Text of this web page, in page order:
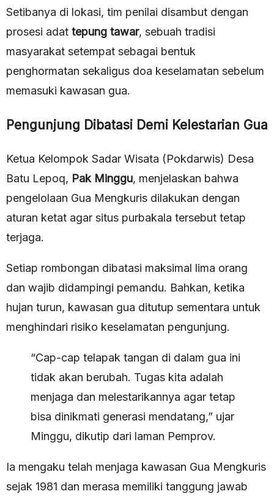
Setibanya di lokasi, tim penilai disambut dengan
prosesi adat tepung tawar, sebuah tradisi
masyarakat setempat sebagai bentuk
penghormatan sekaligus doa keselamatan sebelum
memasuki kawasan gua.
Pengunjung Dibatasi Demi Kelestarian Gua
Ketua Kelompok Sadar Wisata (Pokdarwis) Desa
Batu Lepoq, Pak Minggu, menjelaskan bahwa
pengelolaan Gua Mengkuris dilakukan dengan
aturan ketat agar situs purbakala tersebut tetap
terjaga.
Setiap rombongan dibatasi maksimal lima orang
dan wajib didampingi pemandu. Bahkan, ketika
hujan turun, kawasan gua ditutup sementara untuk
menghindari risiko keselamatan pengunjung.
“Cap-cap telapak tangan di dalam gua ini
tidak akan berubah. Tugas kita adalah
menjaga dan melestarikannya agar tetap
bisa dinikmati generasi mendatang,” ujar
Minggu, dikutip dari laman Pemprov.
Ia mengaku telah menjaga kawasan Gua Mengkuris
sejak 1981 dan merasa memiliki tanggung jawab